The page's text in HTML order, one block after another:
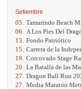
Setiembre
05. Tamarindo Beach
06.
A Los Pies Del
13. Fondo Patriótico
15. Carrera de la
19. Corcovado Stage
20. La Batalla de las
27. Dragon Ball Run
27. Media Maratón